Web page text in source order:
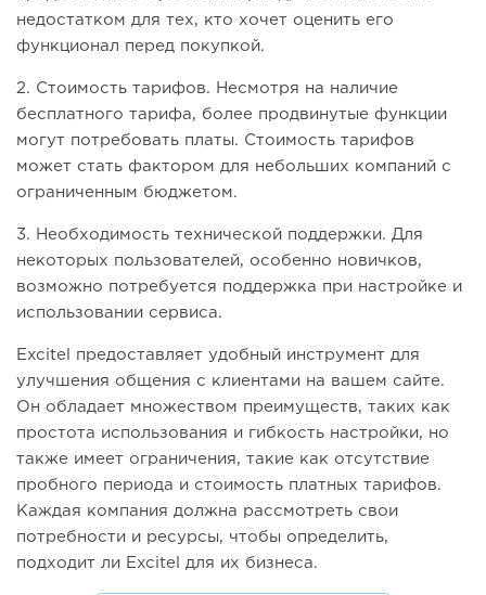
недостатком для тех, кто хочет оценить его
функционал перед покупкой.
2. Стоимость тарифов. Несмотря на наличие
бесплатного тарифа, более продвинутые функции
могут потребовать платы. Стоимость тарифов
может стать фактором для небольших компаний с
ограниченным бюджетом.
3. Необходимость технической поддержки. Для
некоторых пользователей, особенно новичков,
возможно потребуется поддержка при настройке и
использовании сервиса.
Excitel предоставляет удобный инструмент для
улучшения общения с клиентами на вашем сайте.
Он обладает множеством преимуществ, таких как
простота использования и гибкость настройки, но
также имеет ограничения, такие как отсутствие
пробного периода и стоимость платных тарифов.
Каждая компания должна рассмотреть свои
потребности и ресурсы, чтобы определить,
подходит ли Excitel для их бизнеса.